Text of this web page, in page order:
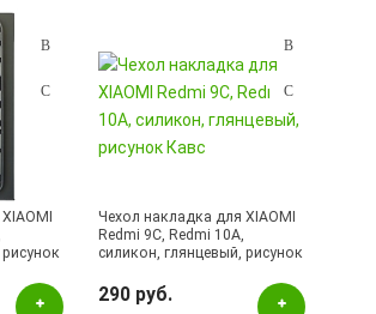
7, ЦУМ
82
70
ул.Вахитова, 5, (АВТОВОКЗАЛ)
ул.Гафиатуллина, 9, (ЦЕНТР)
ул.Кутузова, 9А, (БРИЗ)
Чехол накладка для XIAOMI
Redmi 9C, Redmi 10A,
силикон, глянцевый, рисунок
290 руб.